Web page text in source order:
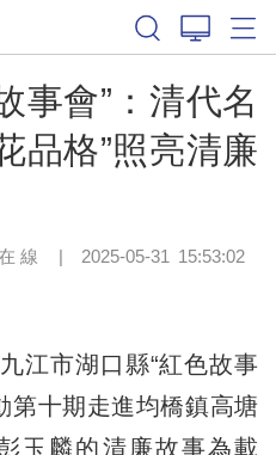
事會”：清代名
品格”照亮清廉
線 | 2025-05-31 15:53:02
市湖口縣“紅色故事
第十期走進均橋鎮高塘
玉麟的清廉故事為載